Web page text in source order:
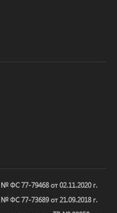
ФС 77-79468 от 02.11.2020 г.
ФС 77-73689 от 21.09.2018 г.